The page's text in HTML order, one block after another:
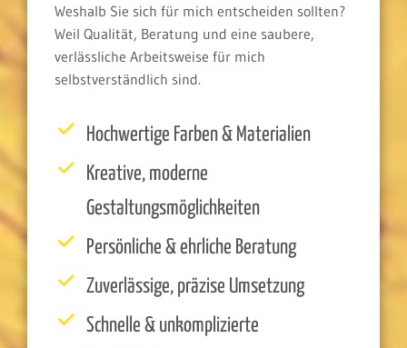
Weshalb Sie sich für mich entscheiden sollten?
Weil Qualität, Beratung und eine saubere,
verlässliche Arbeitsweise für mich
selbstverständlich sind.
Hochwertige Farben & Materialien
Kreative, moderne
Gestaltungsmöglichkeiten
Persönliche & ehrliche Beratung
Zuverlässige, präzise Umsetzung
Schnelle & unkomplizierte